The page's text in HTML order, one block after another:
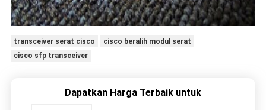
transceiver serat cisco
cisco beralih modul serat
cisco sfp transceiver
Dapatkan Harga Terbaik untuk